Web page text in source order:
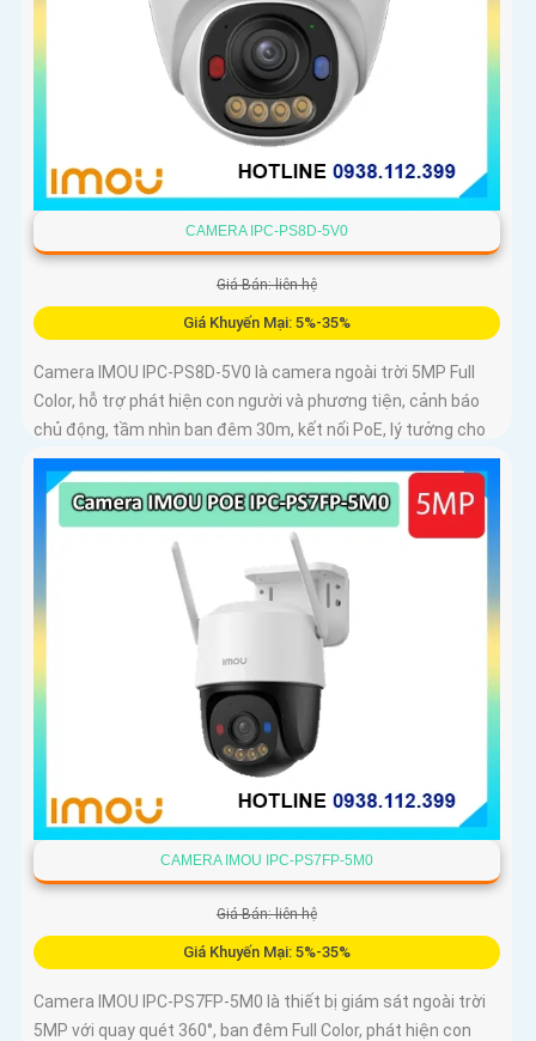
CAMERA IPC-PS8D-5V0
Giá Bán: liên hệ
Giá Khuyến Mại: 5%-35%
Camera IMOU IPC-PS8D-5V0 là camera ngoài trời 5MP Full
Color, hỗ trợ phát hiện con người và phương tiện, cảnh báo
chủ động, tầm nhìn ban đêm 30m, kết nối PoE, lý tưởng cho
giám sát an ninh tại nhà và doanh nghiệp
CAMERA IMOU IPC-PS7FP-5M0
Giá Bán: liên hệ
Giá Khuyến Mại: 5%-35%
Camera IMOU IPC-PS7FP-5M0 là thiết bị giám sát ngoài trời
5MP với quay quét 360°, ban đêm Full Color, phát hiện con